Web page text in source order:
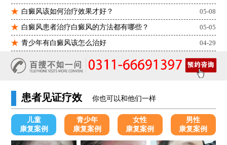
白癜风该如何治疗效果才好？ 05-08
白癜风患者治疗白癜风的方法都有哪些？ 05-05
青少年有白癜风该怎么治好 04-29
患者见证疗效 你也可以和他们一样
儿童
康复案例
青少年
康复案例
女性
康复案例
男性
康复案例